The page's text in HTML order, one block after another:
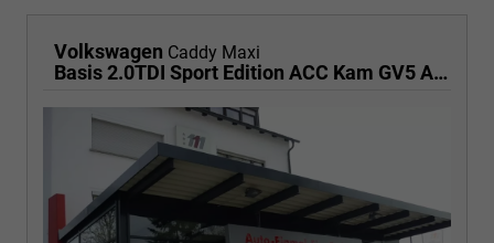
Volkswagen Caddy Maxi
Basis 2.0TDI Sport Edition ACC Kam GV5 App AHK Reling